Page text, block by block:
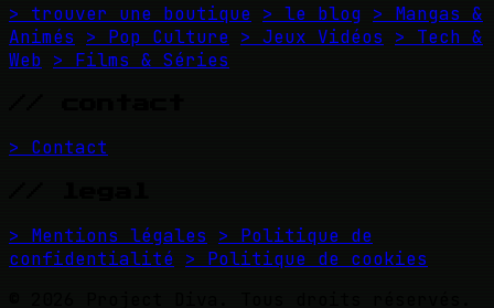
> trouver une boutique > le blog > Mangas &
Animés
> Pop Culture > Jeux Vidéos
> Tech &
Web > Films & Séries
> Contact
> Mentions légales
> Politique de
confidentialité > Politique de cookies